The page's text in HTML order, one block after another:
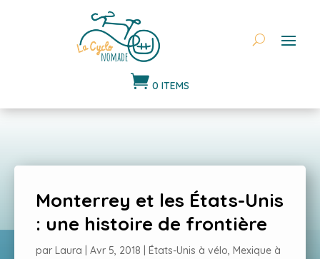
 0 ITEMS
Monterrey et les États-Unis
: une histoire de frontière
par Laura Avr 5, 2018 États-Unis à vélo, Mexique à